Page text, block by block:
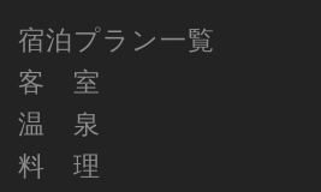
宿泊プラン一覧
客 室
温 泉
料 理